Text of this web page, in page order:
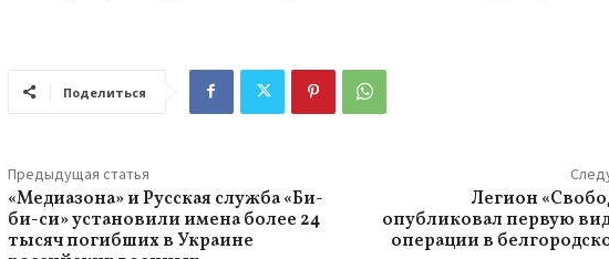
Поделиться
Предыдущая статья
«Медиазона» и Русская служба «Би-
би-си» установили имена более 24
тысяч погибших в Украине
Легион
опубликовал первую
операции в